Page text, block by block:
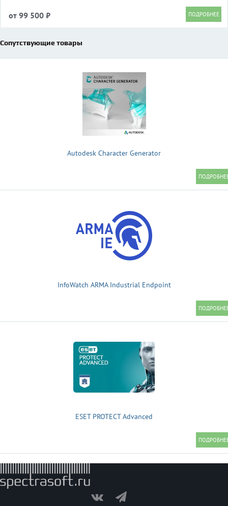
от 99 500 ₽
Сопутствующие товары
Autodesk Character Generator
InfoWatch ARMA Industrial Endpoint
ESET PROTECT Advanced